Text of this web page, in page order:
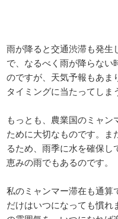
雨が降ると交通渋滞も発生
で、なるべく雨が降らない
のですが、天気予報もあま
タイミングに当たってしま
もっとも、農業国のミャン
ために大切なものです。ま
るため、雨季に水を確保し
恵みの雨でもあるのです。
私のミャンマー滞在も通算
だけはいつになっても慣れ